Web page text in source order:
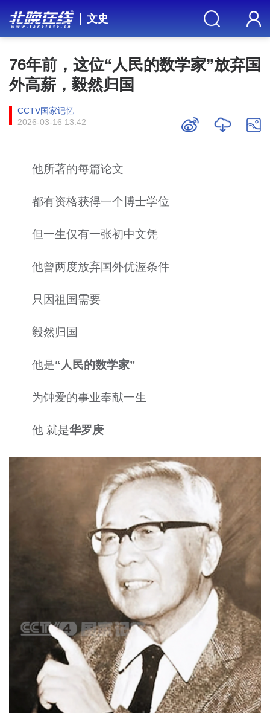
文史
76年前，这位“人民的数学家”放弃国
外高薪，毅然归国
CCTV国家记忆
2026-03-16 13:42
他所著的每篇论文
都有资格获得一个博士学位
但一生仅有一张初中文凭
他曾两度放弃国外优渥条件
只因祖国需要
毅然归国
他是“人民的数学家”
为钟爱的事业奉献一生
他 就是华罗庚